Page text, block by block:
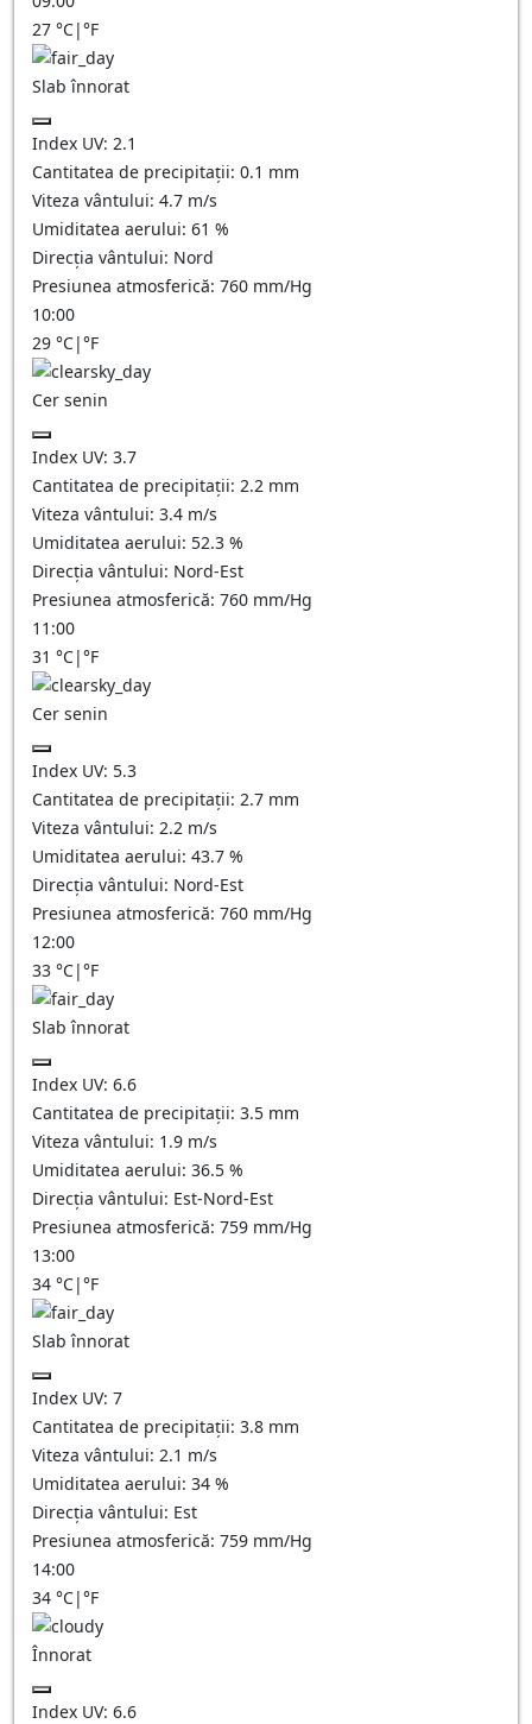
27 °C|°F
Slab înnorat
Index UV: 2.1
Cantitatea de precipitații: 0.1 mm
Viteza vântului: 4.7 m/s
Umiditatea aerului: 61 %
Direcția vântului: Nord
Presiunea atmosferică: 760 mm/Hg
10:00
29 °C|°F
Cer senin
Index UV: 3.7
Cantitatea de precipitații: 2.2 mm
Viteza vântului: 3.4 m/s
Umiditatea aerului: 52.3 %
Direcția vântului: Nord-Est
Presiunea atmosferică: 760 mm/Hg
11:00
31 °C|°F
Cer senin
Index UV: 5.3
Cantitatea de precipitații: 2.7 mm
Viteza vântului: 2.2 m/s
Umiditatea aerului: 43.7 %
Direcția vântului: Nord-Est
Presiunea atmosferică: 760 mm/Hg
12:00
33 °C|°F
Slab înnorat
Index UV: 6.6
Cantitatea de precipitații: 3.5 mm
Viteza vântului: 1.9 m/s
Umiditatea aerului: 36.5 %
Direcția vântului: Est-Nord-Est
Presiunea atmosferică: 759 mm/Hg
13:00
34 °C|°F
Slab înnorat
Index UV: 7
Cantitatea de precipitații: 3.8 mm
Viteza vântului: 2.1 m/s
Umiditatea aerului: 34 %
Direcția vântului: Est
Presiunea atmosferică: 759 mm/Hg
14:00
34 °C|°F
Înnorat
Index UV: 6.6